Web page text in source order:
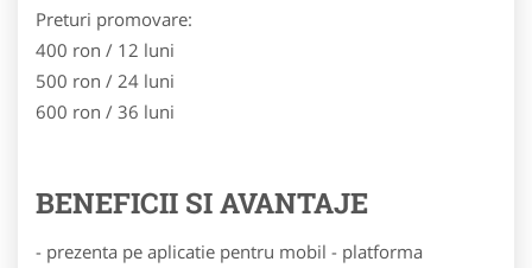
Preturi promovare:
400 ron / 12 luni
500 ron / 24 luni
600 ron / 36 luni
BENEFICII SI AVANTAJE
- prezenta pe aplicatie pentru mobil - platforma